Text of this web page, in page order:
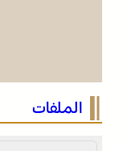
الرباط في صيف
الفندقي
الملفات